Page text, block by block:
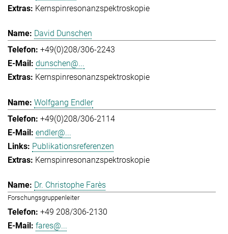
Kernspinresonanzspektroskopie
David Dunschen
+49(0)208/306-2243
dunschen@...
Kernspinresonanzspektroskopie
Wolfgang Endler
+49(0)208/306-2114
endler@...
Publikationsreferenzen
Kernspinresonanzspektroskopie
Dr. Christophe Farès
Forschungsgruppenleiter
+49 208/306-2130
fares@...